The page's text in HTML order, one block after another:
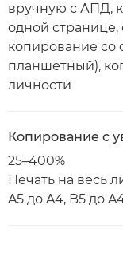
вручную с АПД,
одной странице,
копирование со
планшетный),
личности
Копирование с
25–400%
Печать на весь
A5 до A4, B5 до